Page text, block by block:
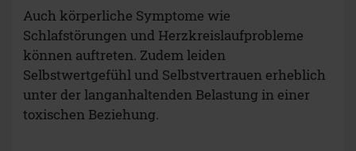
Auch körperliche Symptome wie
Schlafstörungen und Herzkreislaufprobleme
können auftreten. Zudem leiden
Selbstwertgefühl und Selbstvertrauen erheblich
unter der langanhaltenden Belastung in einer
toxischen Beziehung.